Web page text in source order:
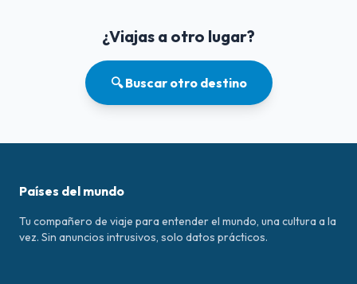
¿Viajas a otro lugar?
🔍 Buscar otro destino
Países del mundo
Tu compañero de viaje para entender el mundo, una cultura a la
vez. Sin anuncios intrusivos, solo datos prácticos.